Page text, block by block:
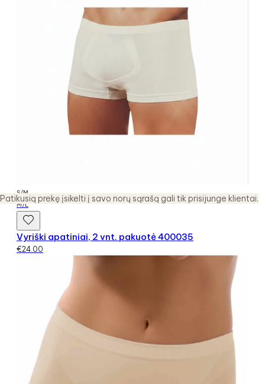
Patikusią prekę įsikelti į savo norų sąrašą gali tik prisijunge klientai.
S/M
M/L
Vyriški apatiniai, 2 vnt. pakuotė 400035
€24.00